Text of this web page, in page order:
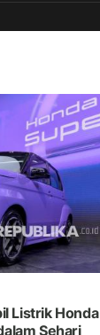
Listrik Honda
Sehari